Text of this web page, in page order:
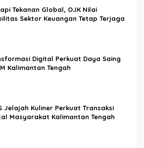
Tekanan Global, OJK Nilai
Sektor Keuangan Tetap Terjaga
Digital Perkuat Daya Saing
Kalimantan Tengah
Jelajah Kuliner Perkuat Transaksi
Masyarakat Kalimantan Tengah